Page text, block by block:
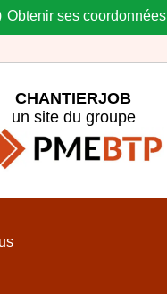
Obtenir ses coordonnées
CHANTIERJOB
un site du groupe